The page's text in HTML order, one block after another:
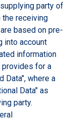
party of
receiving
based on pre-
into account
information
provides for a
Data", where a
Data" as
party.